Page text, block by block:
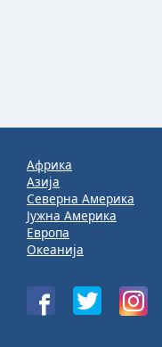
Африка
Азија
Северна Америка
Јужна Америка
Европа
Океанија